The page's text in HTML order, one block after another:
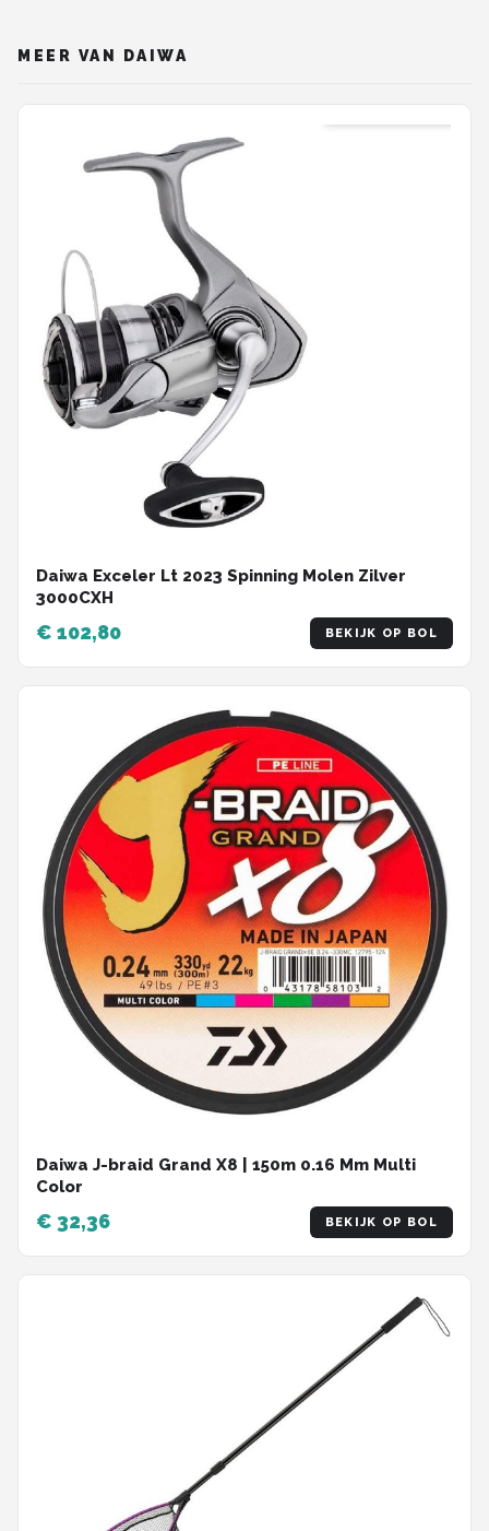
MEER VAN DAIWA
Daiwa Exceler Lt 2023 Spinning Molen Zilver
3000CXH
€ 102,80 BEKIJK OP BOL
Daiwa J-braid Grand X8 | 150m 0.16 Mm Multi
Color
€ 32,36 BEKIJK OP BOL